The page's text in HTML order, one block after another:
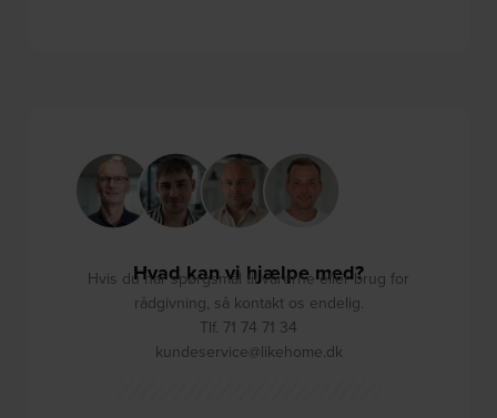
Hvad kan vi hjælpe med?
Hvis du har spørgsmål til varerne eller brug for
rådgivning, så kontakt os endelig.
Tlf. 71 74 71 34
kundeservice@likehome.dk